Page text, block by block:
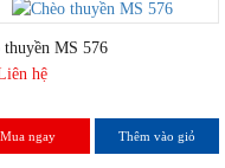
thuyền MS 576
hệ
Mua ngay Thêm vào giỏ